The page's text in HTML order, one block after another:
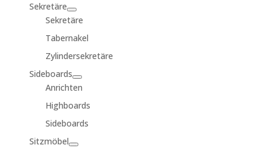
Sekretäre
Sekretäre
Tabernakel
Zylindersekretäre
Sideboards
Anrichten
Highboards
Sideboards
Sitzmöbel